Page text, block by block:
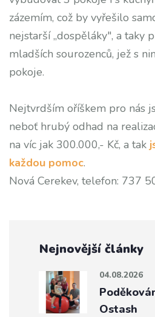
zázemím, což by vyřešilo
nejstarší „dospěláky", a taky
mladších sourozenců, jež s
pokoje.
Nejtvrdším oříškem pro nás
neboť hrubý odhad na
na víc jak 300.000,- Kč, a tak
každou pomoc.
Nová Cerekev, telefon: 737
Nejnovější články
04.08.2026
Ostash